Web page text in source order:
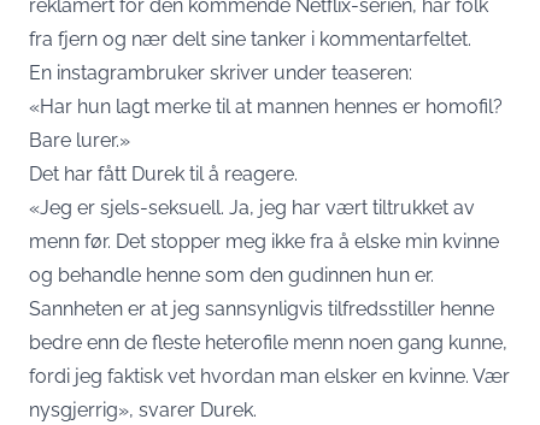
reklamert for den kommende Netflix-serien, har folk
fra fjern og nær delt sine tanker i kommentarfeltet.
En instagrambruker skriver under teaseren:
«Har hun lagt merke til at mannen hennes er homofil?
Bare lurer.»
Det har fått Durek til å reagere.
«Jeg er sjels-seksuell. Ja, jeg har vært tiltrukket av
menn før. Det stopper meg ikke fra å elske min kvinne
og behandle henne som den gudinnen hun er.
Sannheten er at jeg sannsynligvis tilfredsstiller henne
bedre enn de fleste heterofile menn noen gang kunne,
fordi jeg faktisk vet hvordan man elsker en kvinne. Vær
nysgjerrig», svarer Durek.